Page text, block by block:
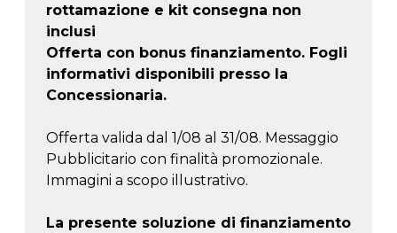
rottamazione e kit consegna non
inclusi
Offerta con bonus finanziamento. Fogli
informativi disponibili presso la
Concessionaria.
Offerta valida dal 1/08 al 31/08. Messaggio
Pubblicitario con finalità promozionale.
Immagini a scopo illustrativo.
La presente soluzione di finanziamento